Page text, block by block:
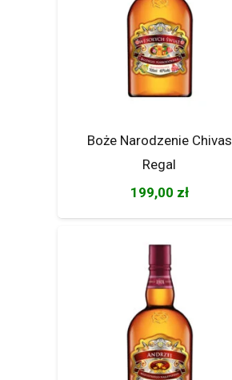
Boże Narodzenie Chivas
Regal
199,00 zł